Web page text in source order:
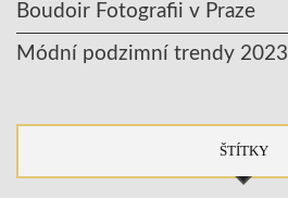
Boudoir Fotografii v Praze
Módní podzimní trendy 2023
ŠTÍTKY